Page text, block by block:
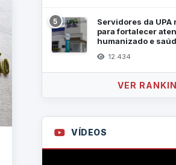
5
Servidores da
para fortalecer
humanizado e
12.434
VER
VÍDEOS